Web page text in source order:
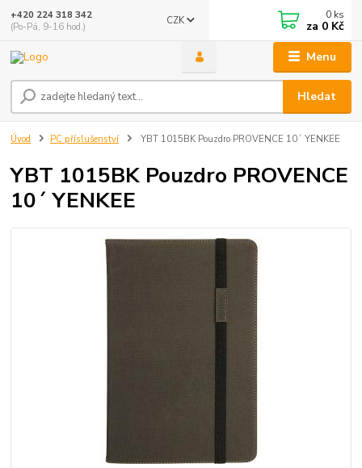
Menu
CZK
Hledat
+420 224 318 342
(Po-Pá, 9-16 hod.)
0 ks
za 0 Kč
Úvod PC příslušenství YBT 1015BK Pouzdro PROVENCE 10´ YENKEE
YBT 1015BK Pouzdro PROVENCE
10´ YENKEE